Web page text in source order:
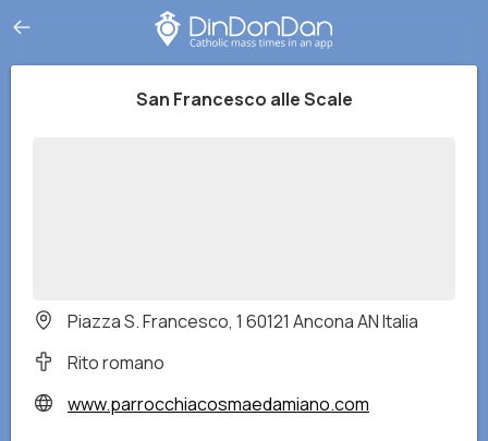
San Francesco alle Scale
Piazza S. Francesco, 1 60121 Ancona AN Italia
Rito romano
www.parrocchiacosmaedamiano.com